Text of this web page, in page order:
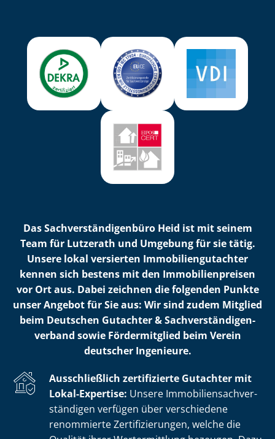
Das Sach­ver­stän­di­gen­bü­ro Heid ist mit seinem
Team für Lutzerath und Umgebung für sie tätig.
Unsere lokal versierten Im­mo­bi­li­en­gut­ach­ter
kennen sich bestens mit den Im­mo­bi­li­en­prei­sen
vor Ort aus. Dabei zeichnen die folgenden Punkte
unser Angebot für Sie aus: Wir sind zudem Mitglied
beim Deutschen Gutachter & Sach­ver­stän­di­gen­
ver­band sowie Fördermitglied beim Verein
deutscher Ingenieure.
Ausschließlich zertifizierte Gutachter mit
Lokal-Expertise: Unsere Im­mo­bi­li­en­sach­ver­
stän­di­gen verfügen über verschiedene
renommierte Zer­ti­fi­zie­run­gen, welche die